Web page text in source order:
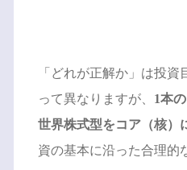
「どれが正解か」は投
って異なりますが、 1本
世界株式型をコア（核）
資の基本に沿った合理的